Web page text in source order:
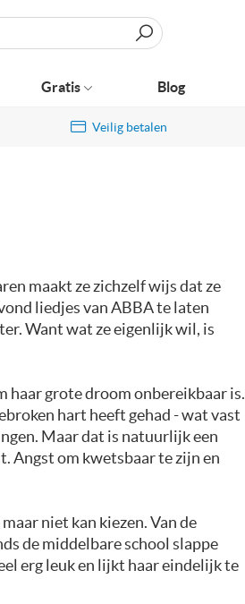
Veilig betalen
maakt ze zichzelf wijs dat ze
liedjes van ABBA te laten
Want wat ze eigenlijk wil, is
haar grote droom onbereikbaar is.
hart heeft gehad - wat vast
Maar dat is natuurlijk een
Angst om kwetsbaar te zijn en
niet kan kiezen. Van de
de middelbare school slappe
erg leuk en lijkt haar eindelijk te
Gratis Blog